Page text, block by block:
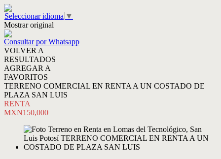
Seleccionar idioma ▼
Mostrar original
Consultar por Whatsapp
VOLVER A
RESULTADOS
AGREGAR A
FAVORITOS
TERRENO COMERCIAL EN RENTA A UN COSTADO DE
PLAZA SAN LUIS
RENTA
MXN150,000